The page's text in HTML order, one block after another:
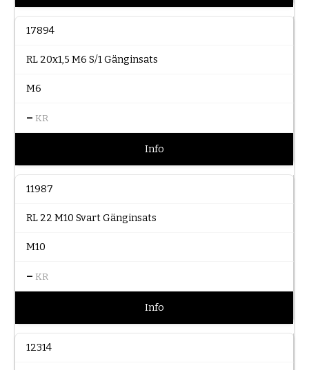
17894
RL 20x1,5 M6 S/1 Gänginsats
M6
– KR
Info
11987
RL 22 M10 Svart Gänginsats
M10
– KR
Info
12314